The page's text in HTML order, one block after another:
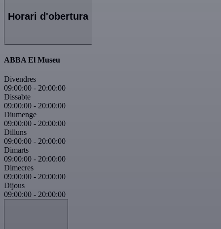
Horari d'obertura
ABBA El Museu
Divendres
09:00:00 - 20:00:00
Dissabte
09:00:00 - 20:00:00
Diumenge
09:00:00 - 20:00:00
Dilluns
09:00:00 - 20:00:00
Dimarts
09:00:00 - 20:00:00
Dimecres
09:00:00 - 20:00:00
Dijous
09:00:00 - 20:00:00